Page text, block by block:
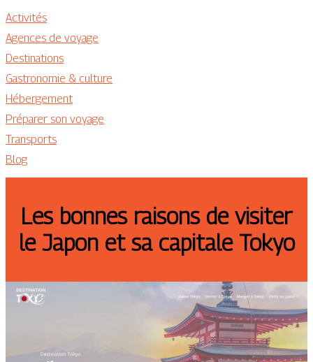
Activités
Agences de voyage
Destinations
Gastronomie & culture
Hébergement
Préparer son voyage
Transports
Blog
Les bonnes raisons de visiter
le Japon et sa capitale Tokyo